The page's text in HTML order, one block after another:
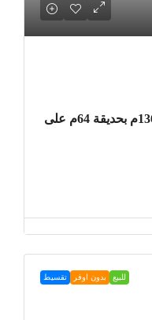
للبيع بمدينتي B14 شقة طرفية 136م بحديقة 64م على
للبيع بدون اوفر تقسيط